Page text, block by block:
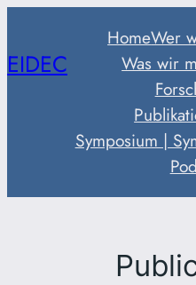
springen
EIDEC
HomeWer
Was wir
Symposium |